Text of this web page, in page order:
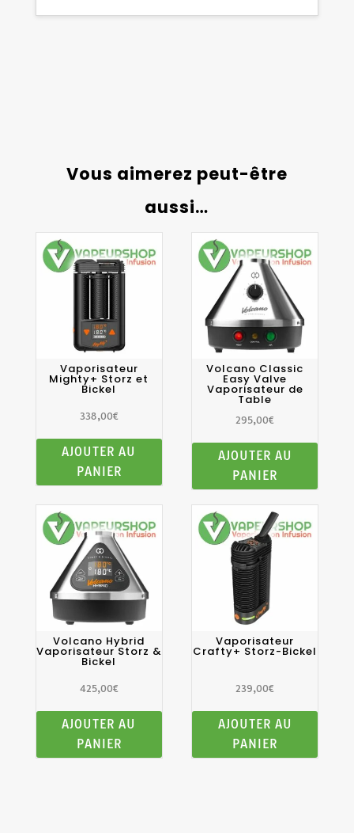
Vous aimerez peut-être
aussi…
Vaporisateur
Mighty+ Storz et
Bickel
338,00€
AJOUTER AU
PANIER
Volcano Classic
Easy Valve
Vaporisateur de
Table
295,00€
AJOUTER AU
PANIER
Volcano Hybrid
Vaporisateur Storz &
Bickel
425,00€
AJOUTER AU
PANIER
Vaporisateur
Crafty+ Storz-Bickel
239,00€
AJOUTER AU
PANIER